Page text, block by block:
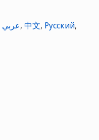
عربي, 中文, Русский,